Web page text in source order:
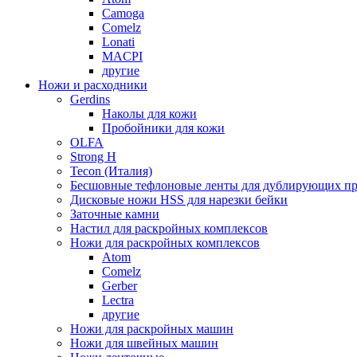
Camoga
Comelz
Lonati
MACPI
другие
Ножи и расходники
Gerdins
Наколы для кожи
Пробойники для кожи
OLFA
Strong H
Tecon (Италия)
Бесшовные тефлоновые ленты для дублирующих
Дисковые ножи HSS для нарезки бейки
Заточные камни
Настил для раскройных комплексов
Ножи для раскройных комплексов
Atom
Comelz
Gerber
Lectra
другие
Ножи для раскройных машин
Ножи для швейных машин